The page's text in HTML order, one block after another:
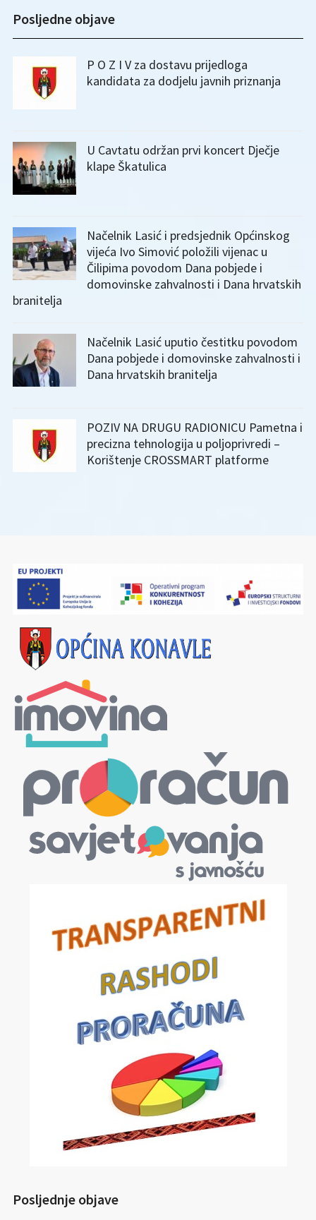
Posljedne objave
P O Z I V za dostavu prijedloga
kandidata za dodjelu javnih priznanja
U Cavtatu održan prvi koncert Dječje
klape Škatulica
Načelnik Lasić i predsjednik Općinskog
vijeća Ivo Simović položili vijenac u
Čilipima povodom Dana pobjede i
domovinske zahvalnosti i Dana hrvatskih
branitelja
Načelnik Lasić uputio čestitku povodom
Dana pobjede i domovinske zahvalnosti i
Dana hrvatskih branitelja
POZIV NA DRUGU RADIONICU Pametna i
precizna tehnologija u poljoprivredi –
Korištenje CROSSMART platforme
Posljednje objave